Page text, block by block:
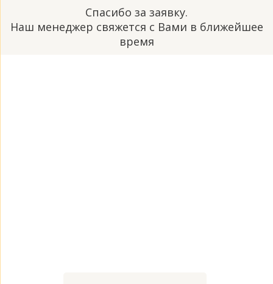
Спасибо за заявку.
Наш менеджер свяжется с Вами в ближейшее
время